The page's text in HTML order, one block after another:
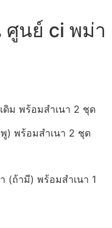
ศูนย์ ci พม่า
ดิม พร้อมสำเนา 2 ชุด
) พร้อมสำเนา 2 ชุด
(ถ้ามี) พร้อมสำเนา 1